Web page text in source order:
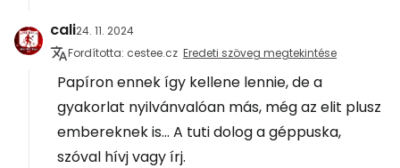
cali24. 11. 2024
Fordította: cestee.cz Eredeti szöveg megtekintése
Papíron ennek így kellene lennie, de a
gyakorlat nyilvánvalóan más, még az elit plusz
embereknek is... A tuti dolog a géppuska,
szóval hívj vagy írj.